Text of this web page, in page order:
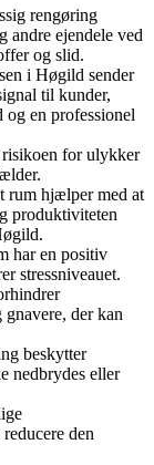
rengøring
andre ejendele ved
og slid.
i Høgild sender
til kunder,
en professionel
for ulykker
rum hjælper med at
produktiviteten
har en positiv
stressniveauet.
der kan
beskytter
nedbrydes eller
den